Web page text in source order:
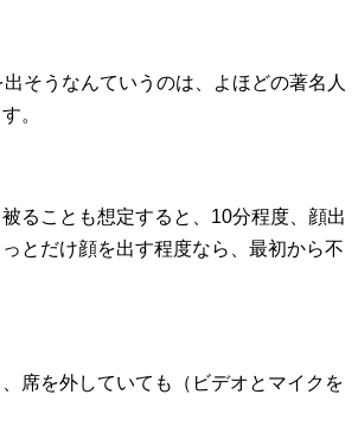
そうなんていうのは、よほどの著名人
。
ることも想定すると、10分程度、顔出
とだけ顔を出す程度なら、最初から不
席を外していても（ビデオとマイクを